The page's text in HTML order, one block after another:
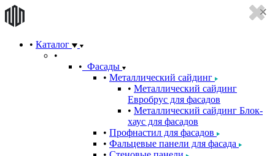
Каталог
Фасады
Металлический сайдинг
Металлический сайдинг
Евробрус для фасадов
Металлический сайдинг Блок-
хаус для фасадов
Профнастил для фасадов
Фальцевые панели для фасада